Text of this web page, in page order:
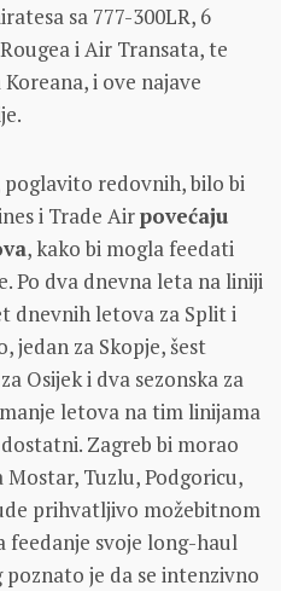
sa 777-300LR, 6
i Air Transata, te
i ove najave
redovnih, bilo bi
i Trade Airpovećaju
, kako bi mogla feedati
Po dva dnevna leta na liniji
dnevnih letova za Split i
jedan za Skopje, šest
Osijek i dva sezonska za
letova na tim linijama
Zagreb bi morao
Tuzlu, Podgoricu,
prihvatljivo možebitnom
feedanje svoje long-haul
poznato je da se intenzivno